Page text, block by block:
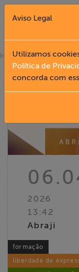
Fechar X
English
Institucional
Informação
Liberdade de
Expressão
Projetos
home»notícias
2026
13:42
Abraji
formação
liberdade de
Aviso Legal
Utilizamos
Política de
concorda com